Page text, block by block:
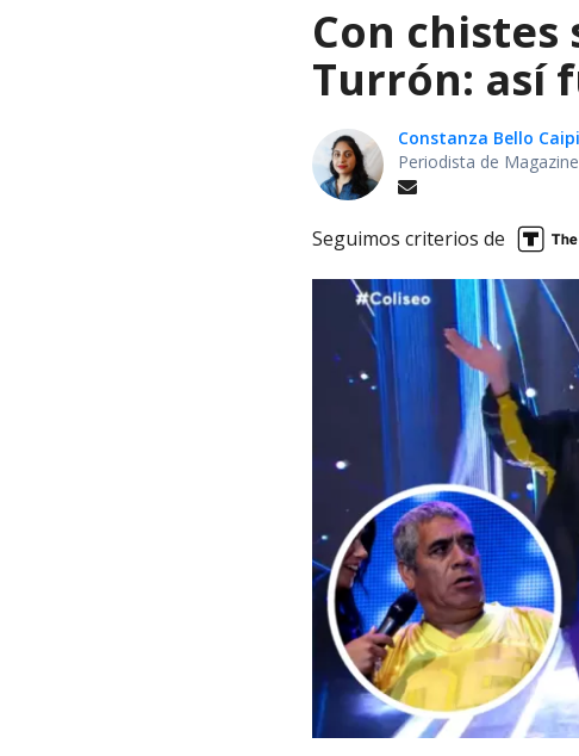
Con
Turrón: así
Constanza Bello
Periodista de Magazine
Seguimos criterios de